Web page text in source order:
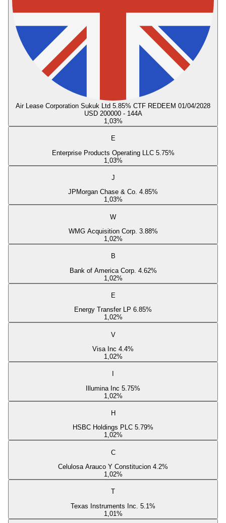
Air Lease Corporation Sukuk Ltd 5.85% CTF REDEEM 01/04/2028
USD 200000 - 144A
1,03%
E
Enterprise Products Operating LLC 5.75%
1,03%
J
JPMorgan Chase & Co. 4.85%
1,03%
W
WMG Acquisition Corp. 3.88%
1,02%
B
Bank of America Corp. 4.62%
1,02%
E
Energy Transfer LP 6.85%
1,02%
V
Visa Inc 4.4%
1,02%
Illumina Inc 5.75%
1,02%
H
HSBC Holdings PLC 5.79%
1,02%
C
Celulosa Arauco Y Constitucion 4.2%
1,02%
T
Texas Instruments Inc. 5.1%
1,01%